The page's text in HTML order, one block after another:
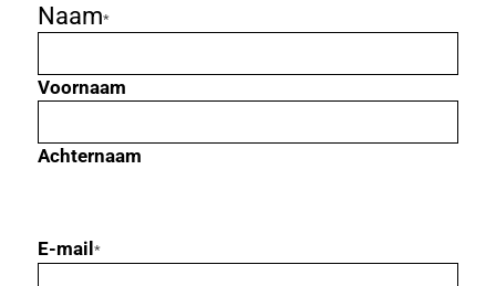
Naam*
Voornaam
Achternaam
E-mail *